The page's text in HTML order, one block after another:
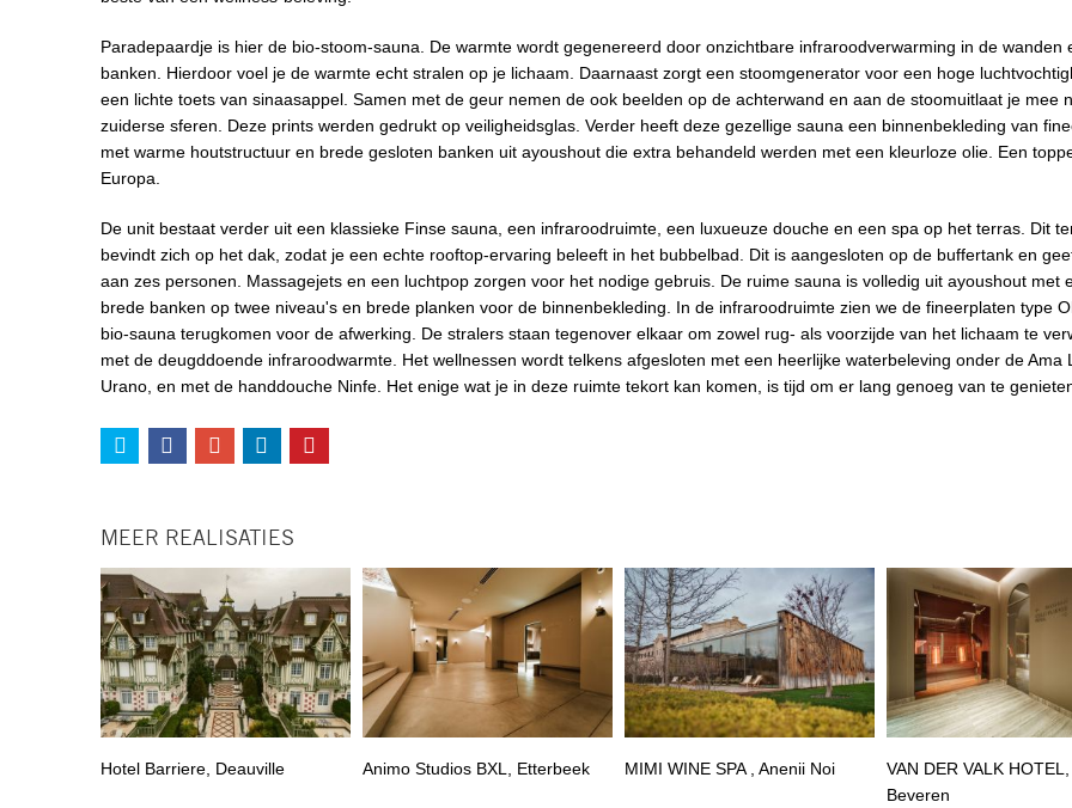
Paradepaardje is hier de bio-stoom-sauna. De warmte wordt gegenereerd door onzichtbare infraroodverwarming in de wanden
banken. Hierdoor voel je de warmte echt stralen op je lichaam. Daarnaast zorgt een stoomgenerator voor een hoge
een lichte toets van sinaasappel. Samen met de geur nemen de ook beelden op de achterwand en aan de stoomuitlaat je mee
zuiderse sferen. Deze prints werden gedrukt op veiligheidsglas. Verder heeft deze gezellige sauna een binnenbekleding van
met warme houtstructuur en brede gesloten banken uit ayoushout die extra behandeld werden met een kleurloze olie. Een
Europa.
De unit bestaat verder uit een klassieke Finse sauna, een infraroodruimte, een luxueuze douche en een spa op het terras. Dit
bevindt zich op het dak, zodat je een echte rooftop-ervaring beleeft in het bubbelbad. Dit is aangesloten op de buffertank en
aan zes personen. Massagejets en een luchtpop zorgen voor het nodige gebruis. De ruime sauna is volledig uit ayoushout met
brede banken op twee niveau's en brede planken voor de binnenbekleding. In de infraroodruimte zien we de fineerplaten type
bio-sauna terugkomen voor de afwerking. De stralers staan tegenover elkaar om zowel rug- als voorzijde van het lichaam te
met de deugddoende infraroodwarmte. Het wellnessen wordt telkens afgesloten met een heerlijke waterbeleving onder de Ama
Urano, en met de handdouche Ninfe. Het enige wat je in deze ruimte tekort kan komen, is tijd om er lang genoeg van te
MEER REALISATIES
Hotel Barriere, Deauville Animo Studios BXL, Etterbeek MIMI WINE SPA , Anenii Noi
VAN DER VALK HOTEL,
Beveren